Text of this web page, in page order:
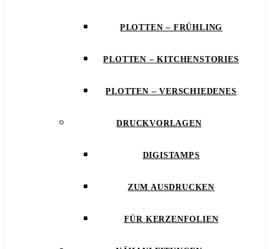
PLOTTEN – FRÜHLING
PLOTTEN – KITCHENSTORIES
PLOTTEN – VERSCHIEDENES
DRUCKVORLAGEN
DIGISTAMPS
ZUM AUSDRUCKEN
FÜR KERZENFOLIEN